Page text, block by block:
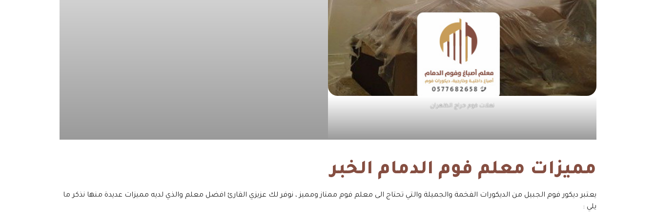
نعلات فوم حراج الظهران
مميزات معلم فوم الدمام الخبر
يعتبر ديكور فوم الجبيل من الديكورات الفخمة والجميلة والتي تحتاج الى معلم فوم ممتاز ومميز ، نوفر لك عزيزي القارئ افضل معلم والذي لديه مميزات عديدة منها نذكر ما
يلي :